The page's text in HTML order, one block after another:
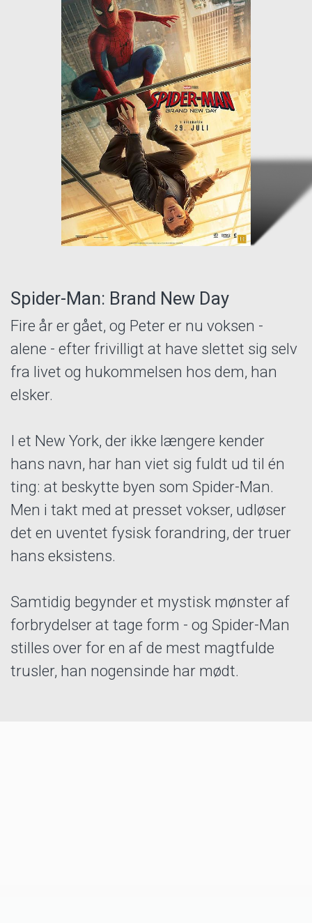
Spider-Man: Brand New Day
Fire år er gået, og Peter er nu voksen -
alene - efter frivilligt at have slettet sig selv
fra livet og hukommelsen hos dem, han
elsker.
I et New York, der ikke længere kender
hans navn, har han viet sig fuldt ud til én
ting: at beskytte byen som Spider-Man.
Men i takt med at presset vokser, udløser
det en uventet fysisk forandring, der truer
hans eksistens.
Samtidig begynder et mystisk mønster af
forbrydelser at tage form - og Spider-Man
stilles over for en af de mest magtfulde
trusler, han nogensinde har mødt.